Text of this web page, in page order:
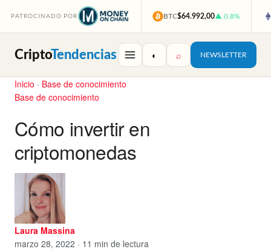
PATROCINADO POR BTC$64.992,00▲ 0,8%
CriptoTendencias ◐ ⌕ NEWSLETTER
Inicio · Base de conocimiento
Base de conocimiento
Cómo invertir en
criptomonedas
Laura Massina
marzo 28, 2022 · 11 min de lectura